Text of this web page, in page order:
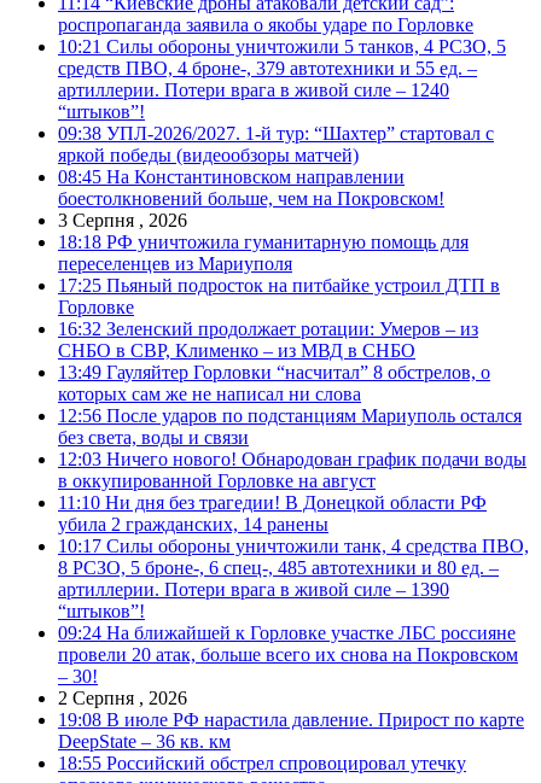
роспропаганда заявила о якобы ударе по Горловке
10:21 Силы обороны уничтожили 5 танков, 4 РСЗО, 5
средств ПВО, 4 броне-, 379 автотехники и 55 ед. –
артиллерии. Потери врага в живой силе – 1240
“штыков”!
09:38 УПЛ-2026/2027. 1-й тур: “Шахтер” стартовал с
яркой победы (видеообзоры матчей)
08:45 На Константиновском направлении
боестолкновений больше, чем на Покровском!
3 Серпня , 2026
18:18 РФ уничтожила гуманитарную помощь для
переселенцев из Мариуполя
17:25 Пьяный подросток на питбайке устроил ДТП в
Горловке
16:32 Зеленский продолжает ротации: Умеров – из
СНБО в СВР, Клименко – из МВД в СНБО
13:49 Гауляйтер Горловки “насчитал” 8 обстрелов, о
которых сам же не написал ни слова
12:56 После ударов по подстанциям Мариуполь остался
без света, воды и связи
12:03 Ничего нового! Обнародован график подачи воды
в оккупированной Горловке на август
11:10 Ни дня без трагедии! В Донецкой области РФ
убила 2 гражданских, 14 ранены
10:17 Силы обороны уничтожили танк, 4 средства ПВО,
8 РСЗО, 5 броне-, 6 спец-, 485 автотехники и 80 ед. –
артиллерии. Потери врага в живой силе – 1390
“штыков”!
09:24 На ближайшей к Горловке участке ЛБС россияне
провели 20 атак, больше всего их снова на Покровском
– 30!
2 Серпня , 2026
19:08 В июле РФ нарастила давление. Прирост по карте
DeepState – 36 кв. км
18:55 Российский обстрел спровоцировал утечку